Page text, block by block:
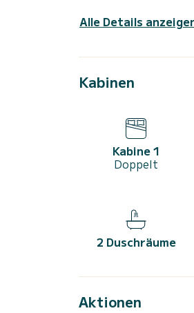
Alle Details
Kabinen
Kabine 1
Doppelt
2 Duschräume
Aktionen